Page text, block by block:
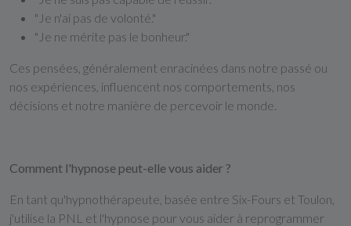
"Je n'ai pas de volonté."
"Je ne mérite pas le bonheur."
Ces pensées, généralement enracinées dans notre passé ou
nos expériences, influencent nos comportements, nos
décisions et notre manière de percevoir le monde.
Comment l'hypnose peut-elle vous aider ?
En tant qu'hypnothérapeute, basée entre Six-Fours et Toulon,
j'utilise la PNL et l'hypnose pour vous aider à reprogrammer